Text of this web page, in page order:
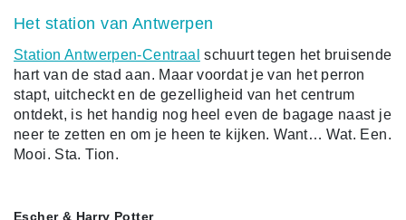
Het station van Antwerpen
Station Antwerpen-Centraal schuurt tegen het bruisende
hart van de stad aan. Maar voordat je van het perron
stapt, uitcheckt en de gezelligheid van het centrum
ontdekt, is het handig nog heel even de bagage naast je
neer te zetten en om je heen te kijken. Want… Wat. Een.
Mooi. Sta. Tion.
Escher & Harry Potter